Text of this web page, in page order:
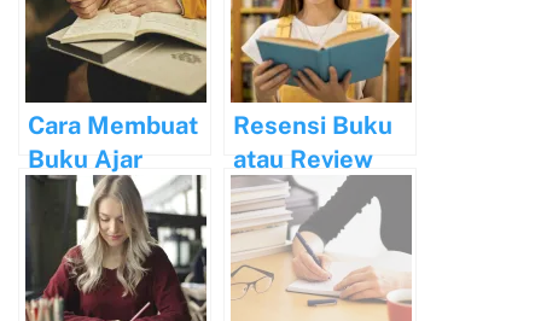
Indonesia
Sehari-hari
Buku
Cara Membuat
Buku Ajar
untuk
Menunjang
Karir Dosen
Resensi Buku
atau Review
Buku?